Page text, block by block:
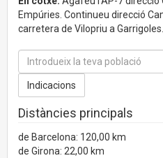
Empúries. Continueu direcció
carretera de Vilopriu a Garrigoles.
Distàncies principals
de Barcelona: 120,00 km
de Girona: 22,00 km